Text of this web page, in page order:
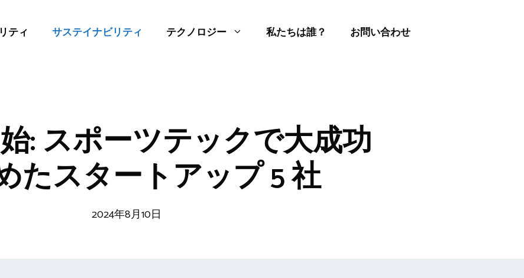
ティ サステイナビリティ テクノロジー 私たちは誰？ お問い合わせ
: スポーツテックで大成功
たスタートアップ 5 社
2024年8月10日